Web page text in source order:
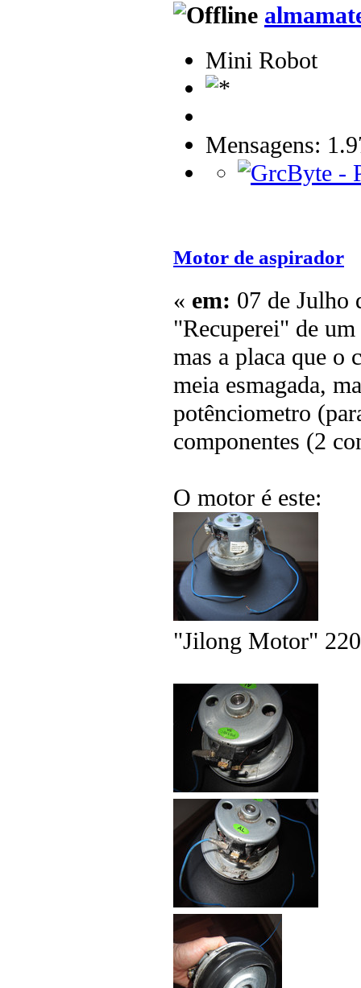
Mini Robot
Mensagens:
Motor de aspirador
« em: 07 de Julho
"Recuperei" de
mas a placa que o
meia esmagada,
potênciometro
componentes (2
O motor é este:
"Jilong Motor"